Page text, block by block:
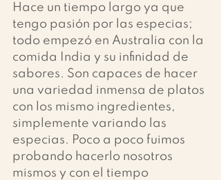
Hace un tiempo largo ya que
tengo pasión por las especias;
todo empezó en Australia con la
comida India y su infinidad de
sabores. Son capaces de hacer
una variedad inmensa de platos
con los mismo ingredientes,
simplemente variando las
especias. Poco a poco fuimos
probando hacerlo nosotros
mismos y con el tiempo